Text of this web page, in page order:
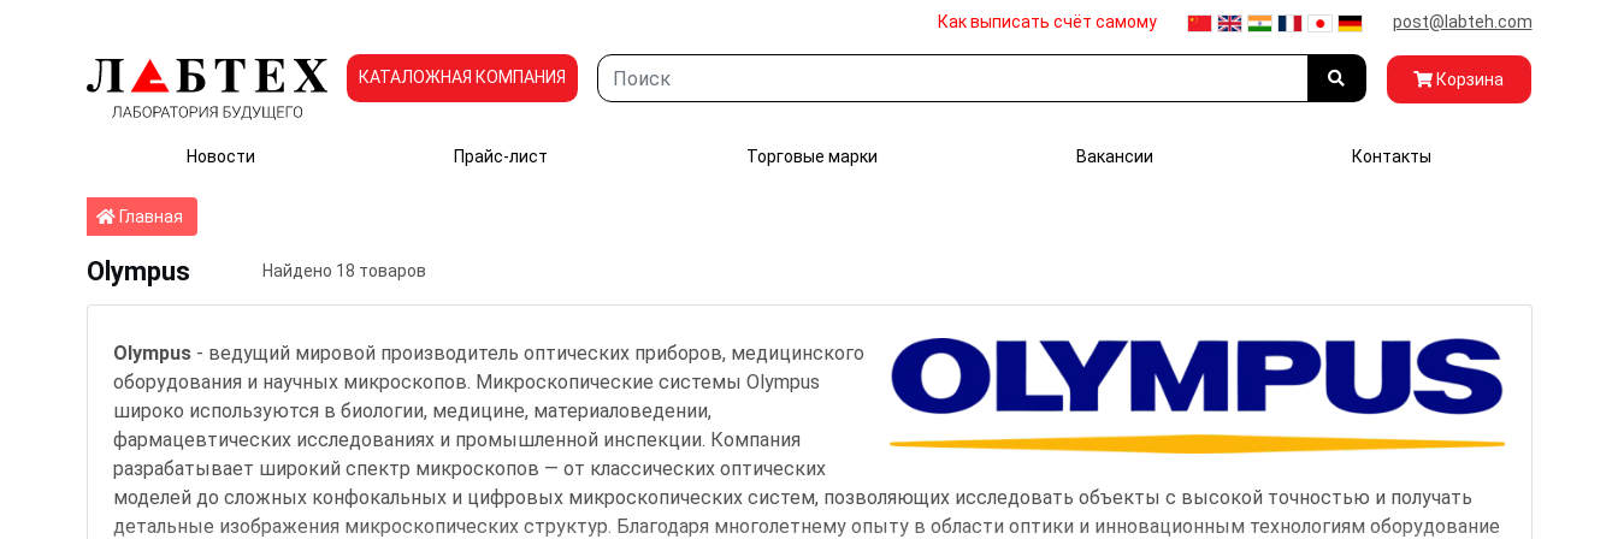
Как выписать счёт самому post@labteh.com
КАТАЛОЖНАЯ КОМПАНИЯ Корзина
Новости Прайс-лист Торговые марки Вакансии Контакты
ГлавнаяГлавная
Olympus Найдено 18 товаров
Olympus - ведущий мировой производитель оптических приборов, медицинского
оборудования и научных микроскопов. Микроскопические системы Olympus
широко используются в биологии, медицине, материаловедении,
фармацевтических исследованиях и промышленной инспекции. Компания
разрабатывает широкий спектр микроскопов — от классических оптических
моделей до сложных конфокальных и цифровых микроскопических систем, позволяющих исследовать объекты с высокой точностью и получать
детальные изображения микроскопических структур. Благодаря многолетнему опыту в области оптики и инновационным технологиям оборудование